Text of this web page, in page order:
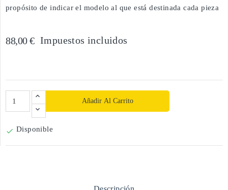
propósito de indicar el modelo al que está destinada cada pieza
88,00 € Impuestos incluidos
Añadir Al Carrito
 Disponible